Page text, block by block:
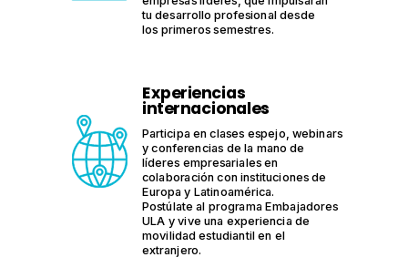
tu desarrollo profesional desde
los primeros semestres.
Experiencias
internacionales
Participa en clases espejo, webinars
y conferencias de la mano de
líderes empresariales en
colaboración con instituciones de
Europa y Latinoamérica.
Postúlate al programa Embajadores
ULA y vive una experiencia de
movilidad estudiantil en el
extranjero.